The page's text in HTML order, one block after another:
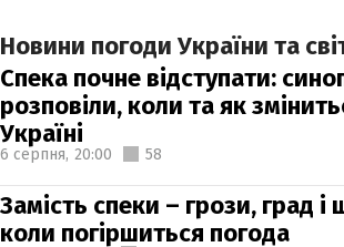
Новини погоди України та
Спека почне відступати:
розповіли, коли та як
Україні
6 серпня, 20:00 58
Замість спеки – грози, град і
коли погіршиться погода